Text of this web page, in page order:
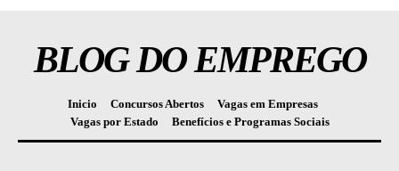
BLOG DO EMPREGO
Inicio Concursos Abertos
Vagas em Empresas
Vagas por Estado
Benefícios e Programas Sociais